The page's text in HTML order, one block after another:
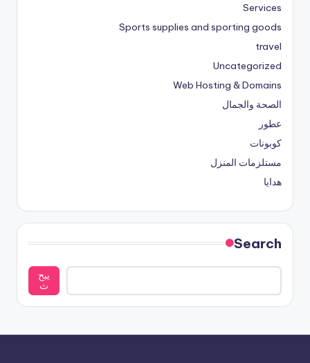
Services
Sports supplies and sporting goods
travel
Uncategorized
Web Hosting & Domains
الصحة والجمال
عطور
كوبونات
مستلزمات المنزل
هدايا
Search
يبح
ث